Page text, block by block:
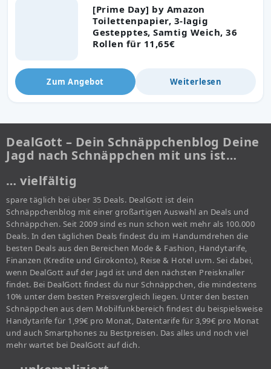
[Prime Day] by Amazon
Toilettenpapier, 3-lagig
Gestepptes, Samtig Weich, 36
Rollen für 11,65€
Zum Angebot Weiterlesen
DealGott – Dein Schnäppchenblog Deine
Jagd nach Schnäppchen mit uns ist…
… vielfältig
spare täglich bei über 35 Deals. DealGott ist dein
Schnäppchenblog mit einer großartigen Auswahl an Deals und
Schnäppchen. Seit 2009 sind es nun schon weit mehr als 100.000
Deals. In den täglichen Deals findest du im Handumdrehen die
besten Deals aus den Bereichen Mode & Fashion, Handytarife,
Finanzen (Kredite und Girokonto), Reise & Hotel uvm. Sei dabei,
wenn DealGott auf der Jagd ist und den nächsten Preisknaller
findet. Bei DealGott findest du nur Schnäppchen, die mindestens
10% unter dem besten Preisvergleich liegen. Unter den besten
Schnäppchen aus dem Mobilfunkbereich findest du beispielsweise
Handytarife für 1,99€ pro Monat, Datentarife für 3,99€ pro Monat
und auch Smartphones zu Bestpreisen. Das alles und noch viel
mehr wartet bei DealGott auf dich.